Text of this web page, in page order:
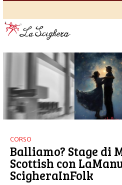
CORSO
Balliamo? Stage di
Scottish con
ScigheraInFolk